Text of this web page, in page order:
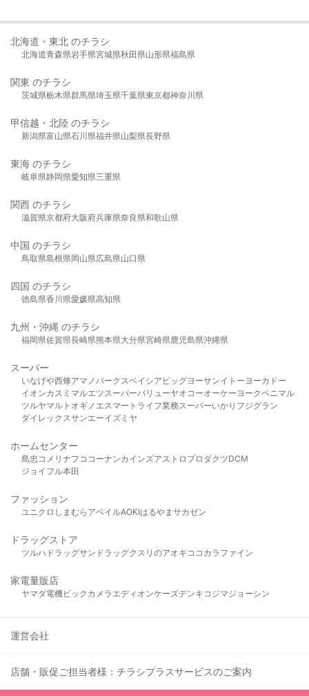
北海道・東北 のチラシ
北海道青森県岩手県宮城県秋田県山形県福島県
関東 のチラシ
茨城県栃木県群馬県埼玉県千葉県東京都神奈川県
甲信越・北陸 のチラシ
新潟県富山県石川県福井県山梨県長野県
東海 のチラシ
岐阜県静岡県愛知県三重県
関西 のチラシ
滋賀県京都府大阪府兵庫県奈良県和歌山県
中国 のチラシ
鳥取県島根県岡山県広島県山口県
四国 のチラシ
徳島県香川県愛媛県高知県
九州・沖縄 のチラシ
福岡県佐賀県長崎県熊本県大分県宮崎県鹿児島県沖縄県
スーパー
いなげや西條アマノパークスベイシア ビッグヨーサンイトーヨーカドー
イオンカスミ マルエツスーパーバリューヤオコーオーケー ヨークベニマル
ツルヤマルト オギノ エスマート ライフ業務スーパーいかり フジグラン
ダイレックスサンエーイズミヤ
ホームセンター
島忠 コメリ ナフコ コーナンカインズアストロプロダクツDCM
ジョイフル本田
ファッション
ユニクロ しまむら アベイルAOKIはるやま サカゼン
ドラッグストア
ツルハドラッグサンドラッグクスリのアオキ ココカラファイン
家電量販店
ヤマダ電機ビックカメラ エディオンケーズデンキ コジマジョーシン
運営会社
店舗・販促ご担当者様：チラシプラスサービスのご案内